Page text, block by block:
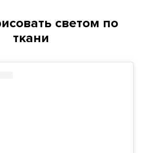
светом по
ткани